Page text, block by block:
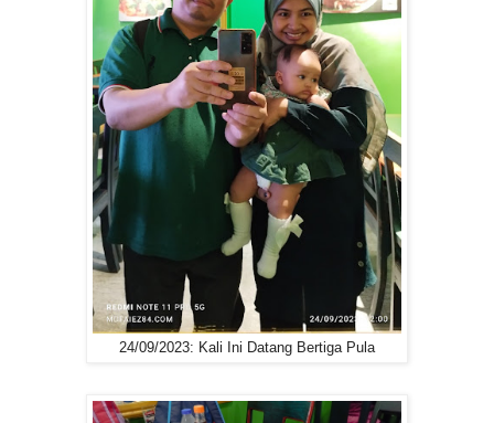
24/09/2023: Kali Ini Datang Bertiga Pula